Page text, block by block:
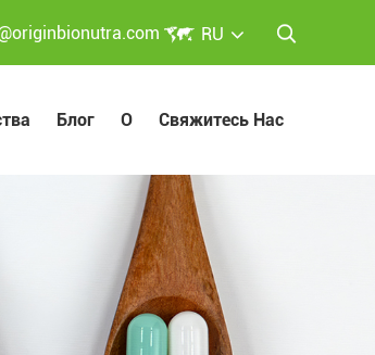

 RU
Блог О Свяжитесь Нас